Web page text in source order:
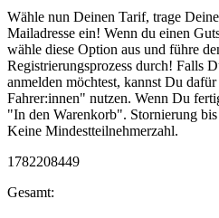
Wähle nun Deinen Tarif, trage
Mailadresse ein! Wenn du einen
wähle diese Option aus und führe
Registrierungsprozess durch! Falls
anmelden möchtest, kannst Du
Fahrer:innen" nutzen. Wenn Du
"In den Warenkorb". Stornierung
Keine Mindestteilnehmerzahl.
1782208449
Gesamt: